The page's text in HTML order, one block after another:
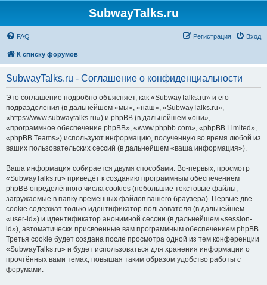
SubwayTalks.ru
FAQ Вход
Регистрация
К списку форумов
SubwayTalks.ru - Соглашение о конфиденциальности
Это соглашение подробно объясняет, как «SubwayTalks.ru» и его
подразделения (в дальнейшем «мы», «наш», «SubwayTalks.ru»,
«https://www.subwaytalks.ru») и phpBB (в дальнейшем «они»,
«программное обеспечение phpBB», «www.phpbb.com», «phpBB Limited»,
«phpBB Teams») используют информацию, полученную во время любой из
ваших пользовательских сессий (в дальнейшем «ваша информация»).
Ваша информация собирается двумя способами. Во-первых, просмотр
«SubwayTalks.ru» приведёт к созданию программным обеспечением
phpBB определённого числа cookies (небольшие текстовые файлы,
загружаемые в папку временных файлов вашего браузера). Первые две
cookie содержат только идентификатор пользователя (в дальнейшем
«user-id») и идентификатор анонимной сессии (в дальнейшем «session-
id»), автоматически присвоенные вам программным обеспечением phpBB.
Третья cookie будет создана после просмотра одной из тем конференции
«SubwayTalks.ru» и будет использоваться для хранения информации о
прочтённых вами темах, повышая таким образом удобство работы с
форумами.